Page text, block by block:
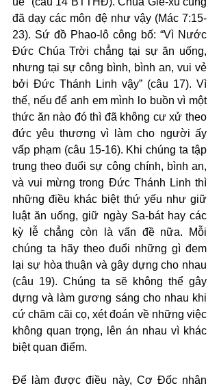
đã dạy các môn đệ như vậy (Mác 7:15-
23). Sứ đồ Phao-lô công bố: “Vì Nước
Đức Chúa Trời chẳng tại sự ăn uống,
nhưng tại sự công bình, bình an, vui vẻ
bởi Đức Thánh Linh vậy” (câu 17). Vì
thế, nếu để anh em mình lo buồn vì một
thức ăn nào đó thì đã không cư xử theo
đức yêu thương vì làm cho người ấy
vấp phạm (câu 15-16). Khi chúng ta tập
trung theo đuổi sự công chính, bình an,
và vui mừng trong Đức Thánh Linh thì
những điều khác biệt thứ yếu như giữ
luật ăn uống, giữ ngày Sa-bát hay các
kỳ lễ chẳng còn là vấn đề nữa. Mỗi
chúng ta hãy theo đuổi những gì đem
lại sự hòa thuận và gây dựng cho nhau
(câu 19). Chúng ta sẽ không thể gây
dựng và làm gương sáng cho nhau khi
cứ chăm cãi cọ, xét đoán về những việc
không quan trọng, lên án nhau vì khác
biệt quan điểm.
Để làm được điều này, Cơ Đốc nhân